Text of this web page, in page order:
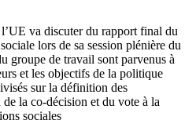
va discuter du rapport final du
lors de sa session plénière du
groupe de travail sont parvenus à
et les objectifs de la politique
sur la définition des
de la co-décision et du vote à la
sociales